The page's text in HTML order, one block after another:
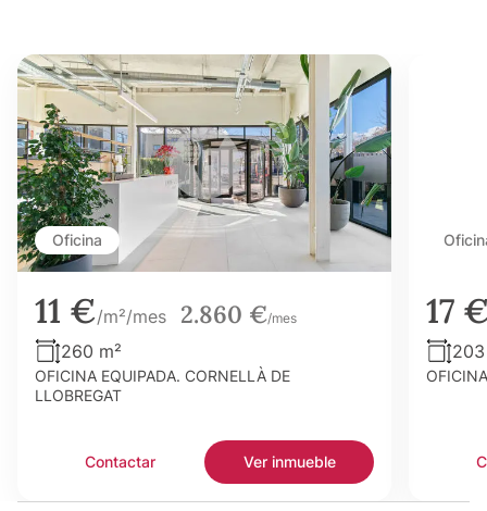
Oficina
11 €/m²/mes 2.860 €/mes
260 m²
OFICINA EQUIPADA. CORNELLÀ DE
LLOBREGAT
Contactar Ver inmueble
17